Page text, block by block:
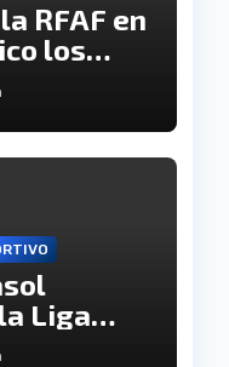
RFAF en
los
Liga